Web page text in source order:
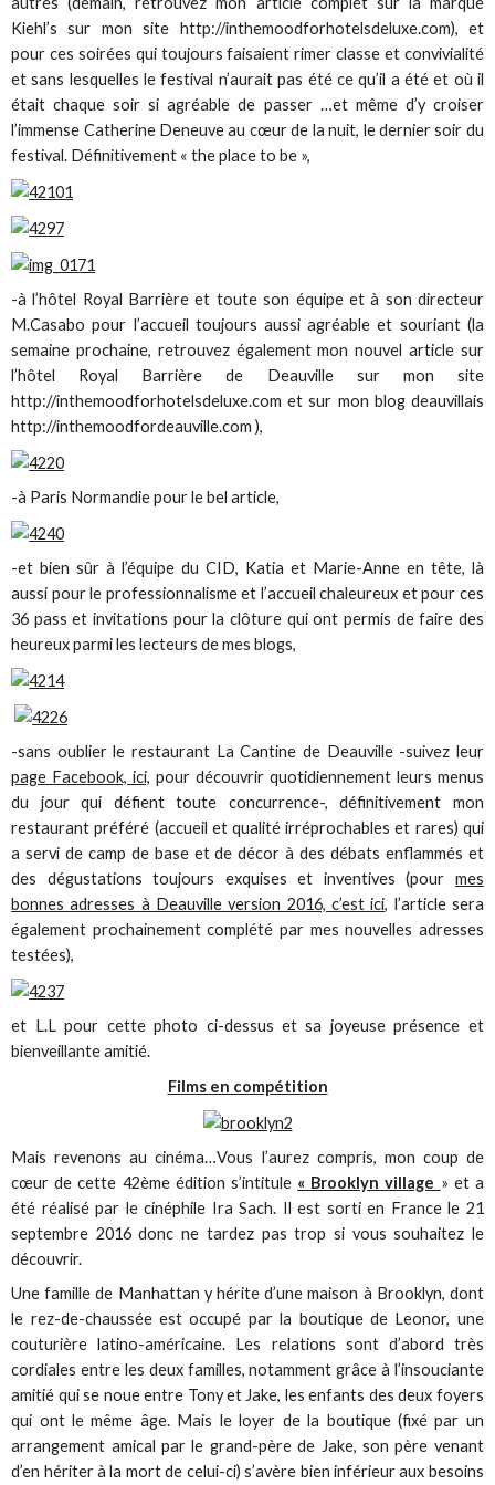
Kiehl’s sur mon site http://inthemoodforhotelsdeluxe.com), et
pour ces soirées qui toujours faisaient rimer classe et convivialité
et sans lesquelles le festival n’aurait pas été ce qu’il a été et où il
était chaque soir si agréable de passer …et même d’y croiser
l’immense Catherine Deneuve au cœur de la nuit, le dernier soir du
festival. Définitivement « the place to be »,
-à l’hôtel Royal Barrière et toute son équipe et à son directeur
M.Casabo pour l’accueil toujours aussi agréable et souriant (la
semaine prochaine, retrouvez également mon nouvel article sur
l’hôtel Royal Barrière de Deauville sur mon site
http://inthemoodforhotelsdeluxe.com et sur mon blog deauvillais
http://inthemoodfordeauville.com ),
-à Paris Normandie pour le bel article,
-et bien sûr à l’équipe du CID, Katia et Marie-Anne en tête, là
aussi pour le professionnalisme et l’accueil chaleureux et pour ces
36 pass et invitations pour la clôture qui ont permis de faire des
heureux parmi les lecteurs de mes blogs,
-sans oublier le restaurant La Cantine de Deauville -suivez leur
page Facebook, ici, pour découvrir quotidiennement leurs menus
du jour qui défient toute concurrence-, définitivement mon
restaurant préféré (accueil et qualité irréprochables et rares) qui
a servi de camp de base et de décor à des débats enflammés et
des dégustations toujours exquises et inventives (pour mes
bonnes adresses à Deauville version 2016, c’est ici, l’article sera
également prochainement complété par mes nouvelles adresses
testées),
et L.L pour cette photo ci-dessus et sa joyeuse présence et
bienveillante amitié.
Films en compétition
Mais revenons au cinéma…Vous l’aurez compris, mon coup de
cœur de cette 42ème édition s’intitule « Brooklyn village » et a
été réalisé par le cinéphile Ira Sach. Il est sorti en France le 21
septembre 2016 donc ne tardez pas trop si vous souhaitez le
découvrir.
Une famille de Manhattan y hérite d’une maison à Brooklyn, dont
le rez-de-chaussée est occupé par la boutique de Leonor, une
couturière latino-américaine. Les relations sont d’abord très
cordiales entre les deux familles, notamment grâce à l’insouciante
amitié qui se noue entre Tony et Jake, les enfants des deux foyers
qui ont le même âge. Mais le loyer de la boutique (fixé par un
arrangement amical par le grand-père de Jake, son père venant
d’en hériter à la mort de celui-ci) s’avère bien inférieur aux besoins